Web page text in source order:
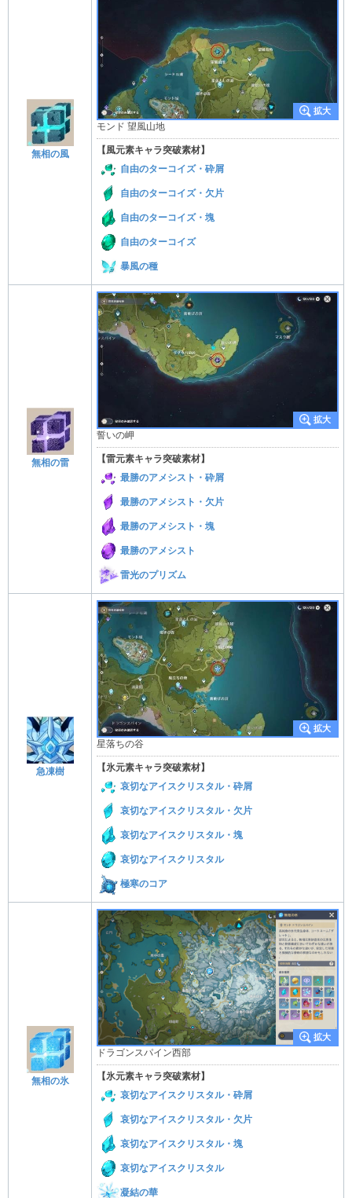
無相の風
モンド 望風山地
【風元素キャラ突破素材】
自由のターコイズ・砕屑
自由のターコイズ・欠片
自由のターコイズ・塊
自由のターコイズ
暴風の種
無相の雷
誓いの岬
【雷元素キャラ突破素材】
最勝のアメシスト・砕屑
最勝のアメシスト・欠片
最勝のアメシスト・塊
最勝のアメシスト
雷光のプリズム
急凍樹
星落ちの谷
【氷元素キャラ突破素材】
哀切なアイスクリスタル・砕屑
哀切なアイスクリスタル・欠片
哀切なアイスクリスタル・塊
哀切なアイスクリスタル
極寒のコア
無相の氷
ドラゴンスパイン西部
【氷元素キャラ突破素材】
哀切なアイスクリスタル・砕屑
哀切なアイスクリスタル・欠片
哀切なアイスクリスタル・塊
哀切なアイスクリスタル
凝結の華